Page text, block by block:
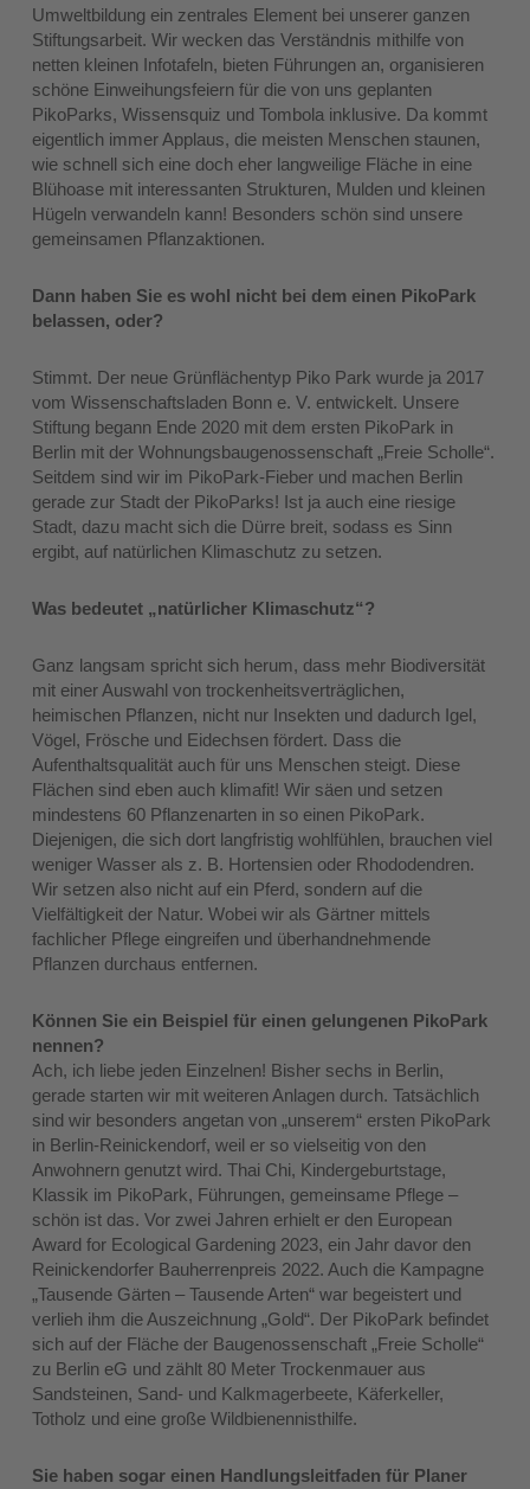
Umweltbildung ein zentrales Element bei unserer ganzen
Stiftungsarbeit. Wir wecken das Verständnis mithilfe von
netten kleinen Infotafeln, bieten Führungen an, organisieren
schöne Einweihungsfeiern für die von uns geplanten
PikoParks, Wissensquiz und Tombola inklusive. Da kommt
eigentlich immer Applaus, die meisten Menschen staunen,
wie schnell sich eine doch eher langweilige Fläche in eine
Blühoase mit interessanten Strukturen, Mulden und kleinen
Hügeln verwandeln kann! Besonders schön sind unsere
gemeinsamen Pflanzaktionen.
Dann haben Sie es wohl nicht bei dem einen PikoPark
belassen, oder?
Stimmt. Der neue Grünflächentyp Piko­ Park wurde ja 2017
vom Wissenschaftsladen Bonn e. V. entwickelt. Unsere
Stiftung begann Ende 2020 mit dem ersten PikoPark in
Berlin mit der Wohnungsbaugenossenschaft „Freie Scholle“.
Seitdem sind wir im PikoPark-Fieber und machen Berlin
gerade zur Stadt der PikoParks! Ist ja auch eine riesige
Stadt, dazu macht sich die Dürre breit, sodass es Sinn
ergibt, auf natürlichen Klimaschutz zu setzen.
Was bedeutet „natürlicher Klimaschutz“?
Ganz langsam spricht sich herum, dass mehr Biodiversität
mit einer Auswahl von trockenheitsverträglichen,
heimischen Pflanzen, nicht nur Insekten und dadurch Igel,
Vögel, Frösche und Eidechsen fördert. Dass die
Aufenthaltsqualität auch für uns Menschen steigt. Diese
Flächen sind eben auch klimafit! Wir säen und setzen
mindestens 60 Pflanzenarten in so einen PikoPark.
Diejenigen, die sich dort langfristig wohlfühlen, brauchen viel
weniger Wasser als z. B. Hortensien oder Rhododendren.
Wir setzen also nicht auf ein Pferd, sondern auf die
Vielfältigkeit der Natur. Wobei wir als Gärtner mittels
fachlicher Pflege eingreifen und überhandnehmende
Pflanzen durchaus entfernen.
Können Sie ein Beispiel für einen gelungenen PikoPark
nennen?
Ach, ich liebe jeden Einzelnen! Bisher sechs in Berlin,
gerade starten wir mit weiteren Anlagen durch. Tatsächlich
sind wir besonders angetan von „unserem“ ersten PikoPark
in Berlin-Reinickendorf, weil er so vielseitig von den
Anwohnern genutzt wird. Thai Chi, Kindergeburtstage,
Klassik im PikoPark, Führungen, gemeinsame Pflege –
schön ist das. Vor zwei Jahren erhielt er den European
Award for Ecological Gardening 2023, ein Jahr davor den
Reinickendorfer Bauherrenpreis 2022. Auch die Kampagne
„Tausende Gärten – Tausende Arten“ war begeistert und
verlieh ihm die Auszeichnung „Gold“. Der PikoPark befindet
sich auf der Fläche der Baugenossenschaft „Freie Scholle“
zu Berlin eG und zählt 80 Meter Trockenmauer aus
Sandsteinen, Sand- und Kalkmagerbeete, Käferkeller,
Totholz und eine große Wildbienennisthilfe.
Sie haben sogar einen Handlungsleitfaden für Planer